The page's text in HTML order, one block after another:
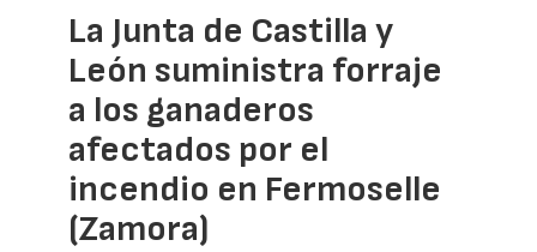
La Junta de Castilla y
León suministra forraje
a los ganaderos
afectados por el
incendio en Fermoselle
(Zamora)